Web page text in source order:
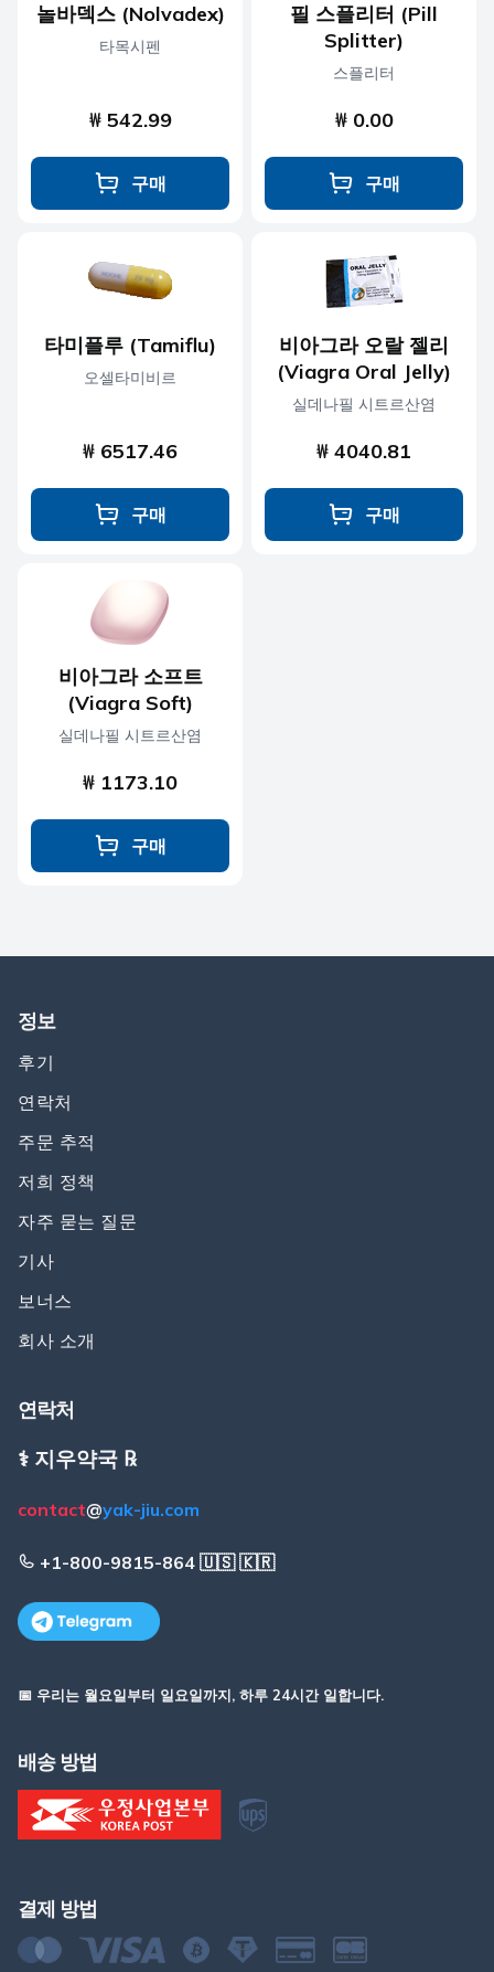
놀바덱스 (Nolvadex)
타목시펜
₩ 542.99
구매
필 스플리터 (Pill
Splitter)
스플리터
₩ 0.00
구매
타미플루 (Tamiflu)
오셀타미비르
₩ 6517.46
구매
비아그라 오랄 젤리
(Viagra Oral Jelly)
실데나필 시트르산염
₩ 4040.81
구매
비아그라 소프트
(Viagra Soft)
실데나필 시트르산염
₩ 1173.10
구매
정보
후기
연락처
주문 추적
저희 정책
자주 묻는 질문
기사
보너스
회사 소개
연락처
⚕️ 지우약국 ℞
contact@yak-jiu.com
+1-800-9815-864 🇺🇸 🇰🇷
📅 우리는 월요일부터 일요일까지, 하루 24시간 일합니다.
배송 방법
결제 방법